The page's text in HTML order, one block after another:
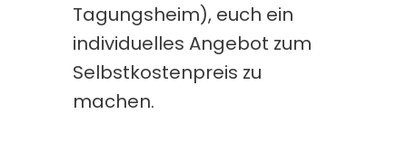
Tagungsheim), euch ein
individuelles Angebot zum
Selbstkostenpreis zu
machen.